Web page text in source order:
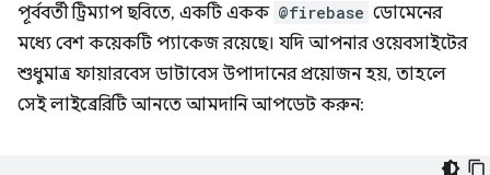
পূর্ববর্তী ট্রিম্যাপ ছবিতে, একটি একক @firebase ডোমেনের
মধ্যে বেশ কয়েকটি প্যাকেজ রয়েছে। যদি আপনার ওয়েবসাইটের
শুধুমাত্র ফায়ারবেস ডাটাবেস উপাদানের প্রয়োজন হয়, তাহলে
সেই লাইব্রেরিটি আনতে আমদানি আপডেট করুন: